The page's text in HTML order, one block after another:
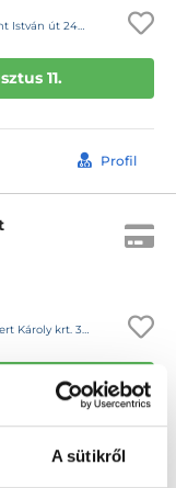
A sütikről
út 248-250.
11.
Profil
bejárat az udvar felől balra
11.
Profil